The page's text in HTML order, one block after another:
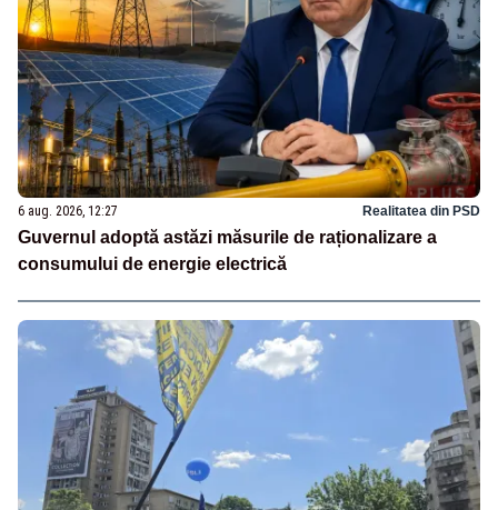
6 aug. 2026, 12:27 Realitatea din PSD
Guvernul adoptă astăzi măsurile de raționalizare a
consumului de energie electrică